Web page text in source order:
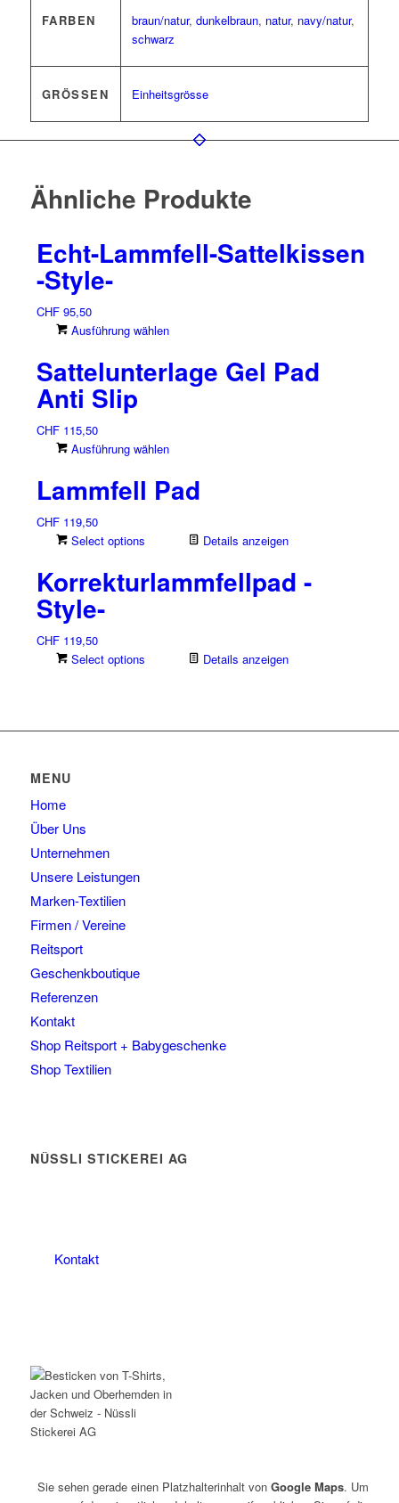
FARBEN braun/natur, dunkelbraun, natur, navy/natur,
schwarz
GRÖSSEN Einheitsgrösse
Ähnliche Produkte
Echt-Lammfell-Sattelkissen
-Style-
CHF95,50
Ausführung wählen
weist
mehrere
können
auf
Produktseite
werden
Sattelunterlage Gel Pad
Anti Slip
CHF115,50
Ausführung wählen
weist
mehrere
auf.
Optionen
Produktseite
Lammfell Pad
CHF119,50
Select options
Details anzeigen
Korrekturlammfellpad -
Style-
CHF119,50
Select options
Details anzeigen
MENU
Home
Über Uns
Unternehmen
Unsere Leistungen
Marken-Textilien
Firmen / Vereine
Reitsport
Geschenkboutique
Referenzen
Kontakt
Shop Reitsport + Babygeschenke
Shop Textilien
NÜSSLI STICKEREI AG
Kontakt
Sie sehen gerade einen Platzhalterinhalt vonGoogle Maps. Um